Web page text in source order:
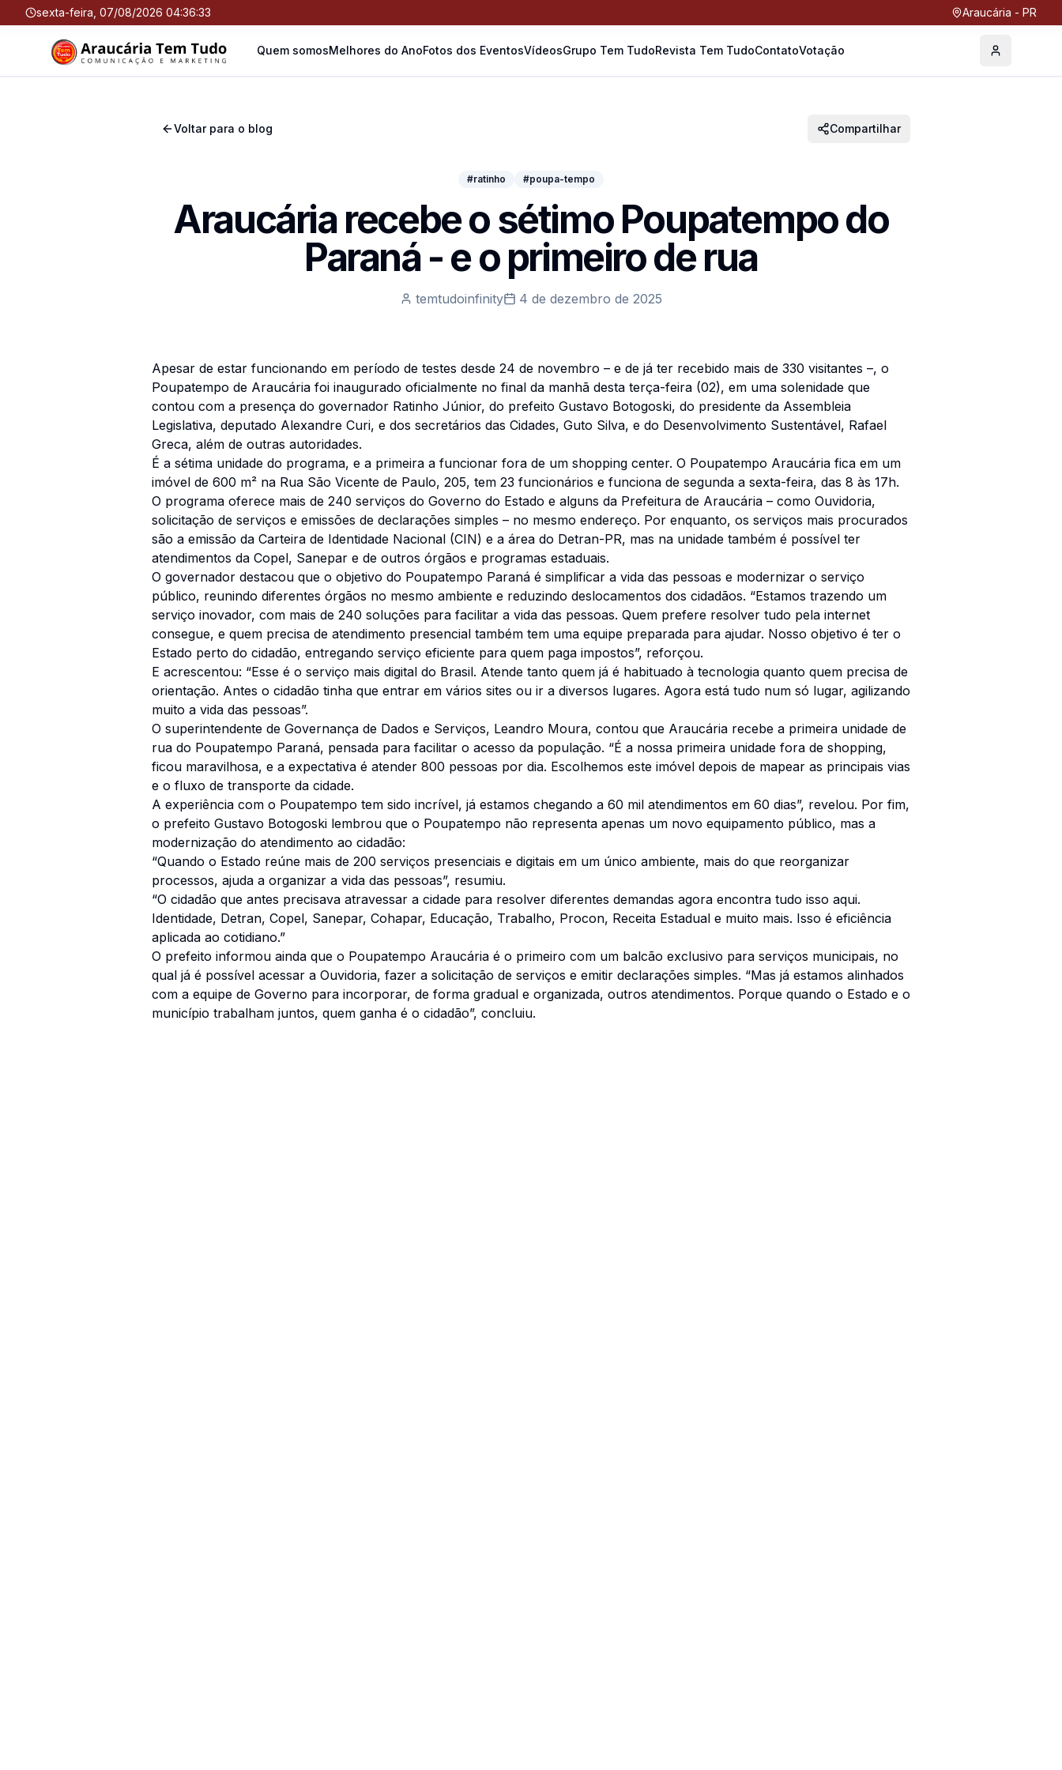
sexta-feira, 07/08/2026 04:36:33 Araucária - PR
Quem somosMelhores do AnoFotos dos EventosVídeosGrupo Tem TudoRevista Tem TudoContatoVotação Perfil
Voltar para o blog Compartilhar
#ratinho #poupa-tempo
Araucária recebe o sétimo Poupatempo do
Paraná - e o primeiro de rua
temtudoinfinity 4 de dezembro de 2025
Apesar de estar funcionando em período de testes desde 24 de novembro – e de já ter recebido mais de 330 visitantes –, o
Poupatempo de Araucária foi inaugurado oficialmente no final da manhã desta terça-feira (02), em uma solenidade que
contou com a presença do governador Ratinho Júnior, do prefeito Gustavo Botogoski, do presidente da Assembleia
Legislativa, deputado Alexandre Curi, e dos secretários das Cidades, Guto Silva, e do Desenvolvimento Sustentável, Rafael
Greca, além de outras autoridades.
É a sétima unidade do programa, e a primeira a funcionar fora de um shopping center. O Poupatempo Araucária fica em um
imóvel de 600 m² na Rua São Vicente de Paulo, 205, tem 23 funcionários e funciona de segunda a sexta-feira, das 8 às 17h.
O programa oferece mais de 240 serviços do Governo do Estado e alguns da Prefeitura de Araucária – como Ouvidoria,
solicitação de serviços e emissões de declarações simples – no mesmo endereço. Por enquanto, os serviços mais procurados
são a emissão da Carteira de Identidade Nacional (CIN) e a área do Detran-PR, mas na unidade também é possível ter
atendimentos da Copel, Sanepar e de outros órgãos e programas estaduais.
O governador destacou que o objetivo do Poupatempo Paraná é simplificar a vida das pessoas e modernizar o serviço
público, reunindo diferentes órgãos no mesmo ambiente e reduzindo deslocamentos dos cidadãos. “Estamos trazendo um
serviço inovador, com mais de 240 soluções para facilitar a vida das pessoas. Quem prefere resolver tudo pela internet
consegue, e quem precisa de atendimento presencial também tem uma equipe preparada para ajudar. Nosso objetivo é ter o
Estado perto do cidadão, entregando serviço eficiente para quem paga impostos”, reforçou.
E acrescentou: “Esse é o serviço mais digital do Brasil. Atende tanto quem já é habituado à tecnologia quanto quem precisa de
orientação. Antes o cidadão tinha que entrar em vários sites ou ir a diversos lugares. Agora está tudo num só lugar, agilizando
muito a vida das pessoas”.
O superintendente de Governança de Dados e Serviços, Leandro Moura, contou que Araucária recebe a primeira unidade de
rua do Poupatempo Paraná, pensada para facilitar o acesso da população. “É a nossa primeira unidade fora de shopping,
ficou maravilhosa, e a expectativa é atender 800 pessoas por dia. Escolhemos este imóvel depois de mapear as principais vias
e o fluxo de transporte da cidade.
A experiência com o Poupatempo tem sido incrível, já estamos chegando a 60 mil atendimentos em 60 dias”, revelou. Por fim,
o prefeito Gustavo Botogoski lembrou que o Poupatempo não representa apenas um novo equipamento público, mas a
modernização do atendimento ao cidadão:
“Quando o Estado reúne mais de 200 serviços presenciais e digitais em um único ambiente, mais do que reorganizar
processos, ajuda a organizar a vida das pessoas”, resumiu.
“O cidadão que antes precisava atravessar a cidade para resolver diferentes demandas agora encontra tudo isso aqui.
Identidade, Detran, Copel, Sanepar, Cohapar, Educação, Trabalho, Procon, Receita Estadual e muito mais. Isso é eficiência
aplicada ao cotidiano.”
O prefeito informou ainda que o Poupatempo Araucária é o primeiro com um balcão exclusivo para serviços municipais, no
qual já é possível acessar a Ouvidoria, fazer a solicitação de serviços e emitir declarações simples. “Mas já estamos alinhados
com a equipe de Governo para incorporar, de forma gradual e organizada, outros atendimentos. Porque quando o Estado e o
município trabalham juntos, quem ganha é o cidadão”, concluiu.